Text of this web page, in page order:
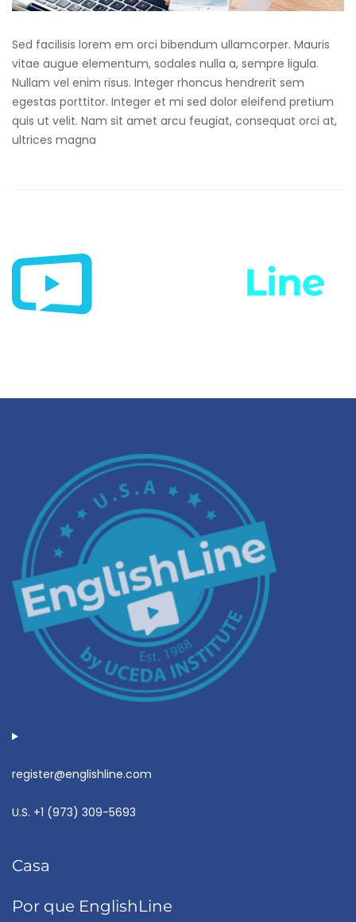
Sed facilisis lorem em orci bibendum ullamcorper. Mauris
vitae augue elementum, sodales nulla a, sempre ligula.
Nullam vel enim risus. Integer rhoncus hendrerit sem
egestas porttitor. Integer et mi sed dolor eleifend pretium
quis ut velit. Nam sit amet arcu feugiat, consequat orci at,
ultrices magna
register@englishline.com
U.S. +1 (973) 309-5693
Casa
Por que EnglishLine